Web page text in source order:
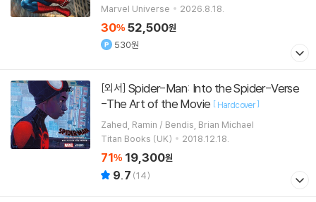
Marvel Universe
2026.8.18.
30% 52,500원
530원
[외서]
-The Art of the Movie [ Hardcover]
Zahed, Ramin / Bendis, Brian Michael
Titan Books (UK)
2018.12.18.
71% 19,300원
9.7 (14)